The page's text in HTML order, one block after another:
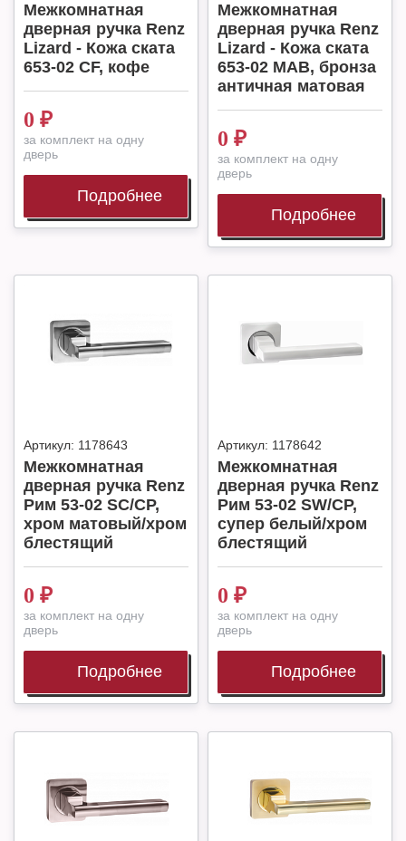
Межкомнатная
дверная ручка Renz
Lizard - Кожа ската
653-02 CF, кофе
0 ₽
за комплект на одну
дверь
Подробнее
Межкомнатная
дверная ручка Renz
Lizard - Кожа ската
653-02 MAB, бронза
античная матовая
0 ₽
за комплект на одну
дверь
Подробнее
Артикул: 1178643
Межкомнатная
дверная ручка Renz
Рим 53-02 SC/CP,
хром матовый/хром
блестящий
0 ₽
за комплект на одну
дверь
Подробнее
Артикул: 1178642
Межкомнатная
дверная ручка Renz
Рим 53-02 SW/CP,
супер белый/хром
блестящий
0 ₽
за комплект на одну
дверь
Подробнее